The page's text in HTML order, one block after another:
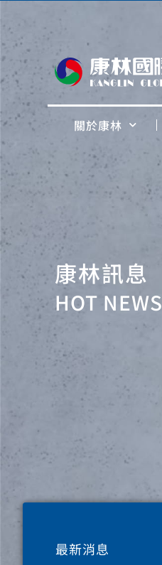
關於康林
康林訊息
HOT NEWS
最新消息